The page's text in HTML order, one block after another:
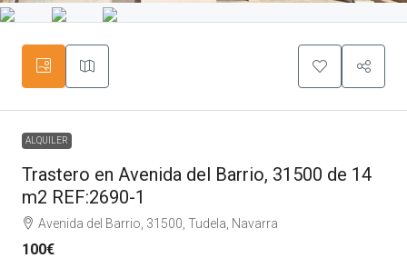
ALQUILER
Trastero en Avenida del Barrio, 31500 de 14
m2 REF:2690-1
Avenida del Barrio, 31500, Tudela, Navarra
100€